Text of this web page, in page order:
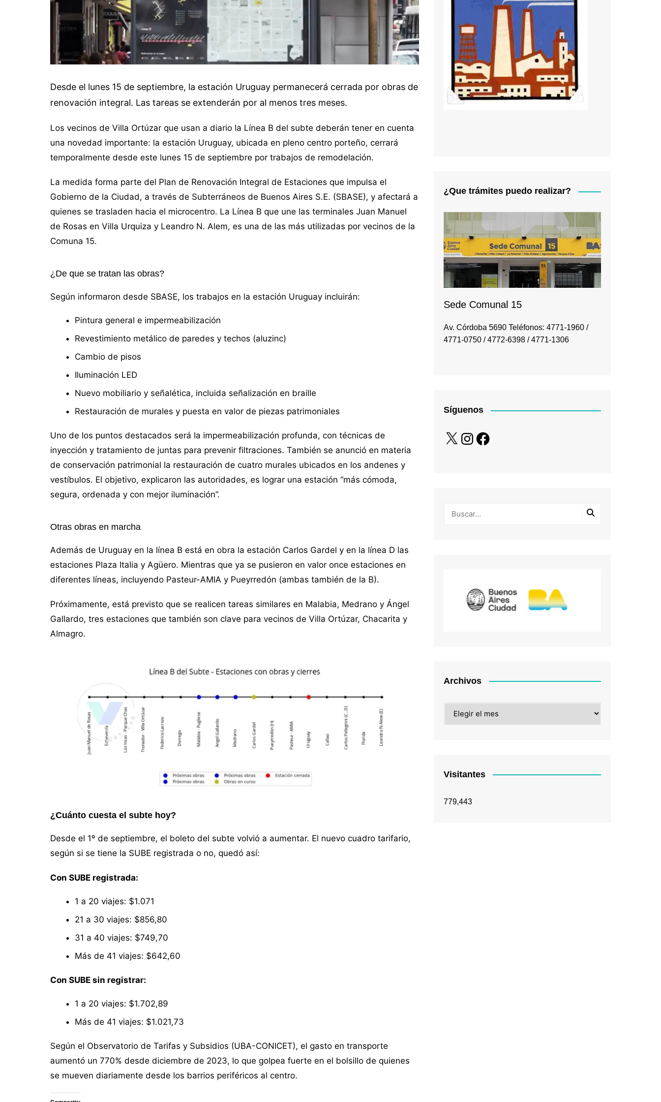
Desde el lunes 15 de septiembre, la estación Uruguay permanecerá cerrada por obras de
renovación integral. Las tareas se extenderán por al menos tres meses.
Los vecinos de Villa Ortúzar que usan a diario la Línea B del subte deberán tener en cuenta
una novedad importante: la estación Uruguay, ubicada en pleno centro porteño, cerrará
temporalmente desde este lunes 15 de septiembre por trabajos de remodelación.
La medida forma parte del Plan de Renovación Integral de Estaciones que impulsa el
Gobierno de la Ciudad, a través de Subterráneos de Buenos Aires S.E. (SBASE), y afectará a
quienes se trasladen hacia el microcentro. La Línea B que une las terminales Juan Manuel
de Rosas en Villa Urquiza y Leandro N. Alem, es una de las más utilizadas por vecinos de la
Comuna 15.
¿De que se tratan las obras?
Según informaron desde SBASE, los trabajos en la estación Uruguay incluirán:
Pintura general e impermeabilización
Revestimiento metálico de paredes y techos (aluzinc)
Cambio de pisos
Iluminación LED
Nuevo mobiliario y señalética, incluida señalización en braille
Restauración de murales y puesta en valor de piezas patrimoniales
Uno de los puntos destacados será la impermeabilización profunda, con técnicas de
inyección y tratamiento de juntas para prevenir filtraciones. También se anunció en materia
de conservación patrimonial la restauración de cuatro murales ubicados en los andenes y
vestíbulos. El objetivo, explicaron las autoridades, es lograr una estación “más cómoda,
segura, ordenada y con mejor iluminación”.
Otras obras en marcha
Además de Uruguay en la línea B está en obra la estación Carlos Gardel y en la línea D las
estaciones Plaza Italia y Agüero. Mientras que ya se pusieron en valor once estaciones en
diferentes líneas, incluyendo Pasteur-AMIA y Pueyrredón (ambas también de la B).
Próximamente, está previsto que se realicen tareas similares en Malabia, Medrano y Ángel
Gallardo, tres estaciones que también son clave para vecinos de Villa Ortúzar, Chacarita y
Almagro.
¿Cuánto cuesta el subte hoy?
Desde el 1º de septiembre, el boleto del subte volvió a aumentar. El nuevo cuadro tarifario,
según si se tiene la SUBE registrada o no, quedó así:
Con SUBE registrada:
1 a 20 viajes: $1.071
21 a 30 viajes: $856,80
31 a 40 viajes: $749,70
Más de 41 viajes: $642,60
Con SUBE sin registrar:
1 a 20 viajes: $1.702,89
Más de 41 viajes: $1.021,73
Según el Observatorio de Tarifas y Subsidios (UBA-CONICET), el gasto en transporte
aumentó un 770% desde diciembre de 2023, lo que golpea fuerte en el bolsillo de quienes
se mueven diariamente desde los barrios periféricos al centro.
¿Que trámites puedo realizar?
Sede Comunal 15
Av. Córdoba 5690 Teléfonos: 4771-1960 /
4771-0750 / 4772-6398 / 4771-1306
Síguenos
X InstagramFacebook
Archivos
Visitantes
779,443